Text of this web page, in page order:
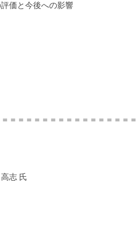
価と今後への影響
＝＝＝＝＝＝＝＝＝＝＝＝＝＝＝
志 氏